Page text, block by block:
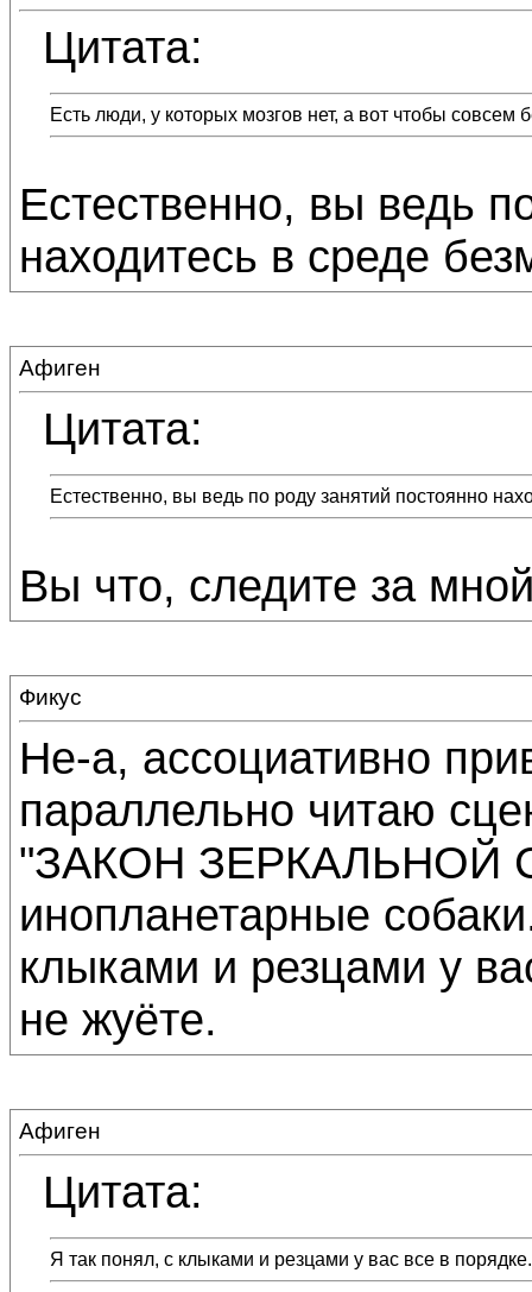
Цитата:
Есть люди, у которых мозгов нет, а вот чтобы совсем
Естественно, вы ведь
находитесь в среде
Афиген
Цитата:
Естественно, вы ведь по роду занятий постоянно
Вы что, следите за
Фикус
Не-а, ассоциативно
параллельно читаю
"ЗАКОН ЗЕРКАЛЬНОЙ
инопланетарные
клыками и резцами у
не жуёте.
Афиген
Цитата:
Я так понял, с клыками и резцами у вас все в порядке.